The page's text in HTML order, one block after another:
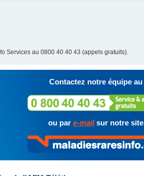
Services au 0800 40 40 43 (appels gratuits).
Contactez notre équipe au
ou par e-mailsur notre site